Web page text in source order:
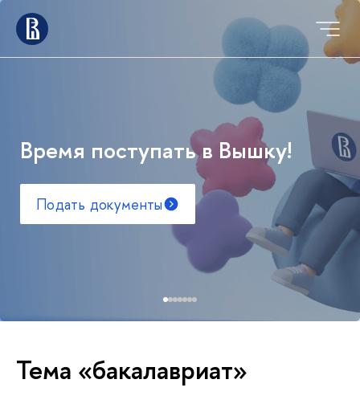
Время поступать в Вышку!
Подать документы
Тема «бакалавриат»